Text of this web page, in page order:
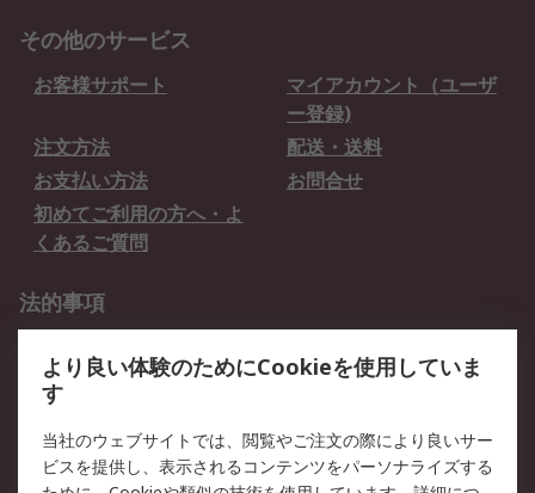
その他のサービス
お客様サポート
マイアカウント（ユーザ
ー登録)
注文方法
配送・送料
お支払い方法
お問合せ
初めてご利用の方へ・よ
くあるご質問
法的事項
クッキーポリシー
RSについて
会社概要 採用情報
より良い体験のためにCookieを使用していま
す
当社のウェブサイトでは、閲覧やご注文の際により良いサー
ビスを提供し、表示されるコンテンツをパーソナライズする